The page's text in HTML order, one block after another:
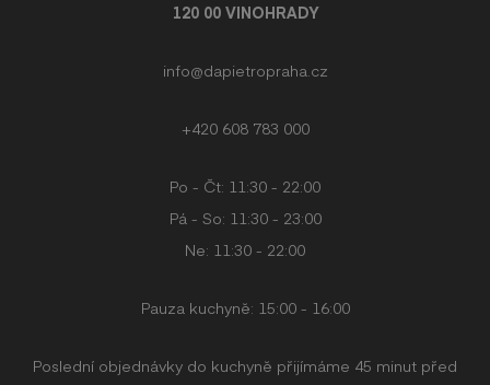
120 00 VINOHRADY
info@dapietropraha.cz
+420 608 783 000
Po - Čt: 11:30 - 22:00
Pá - So: 11:30 - 23:00
Ne: 11:30 - 22:00
Pauza kuchyně: 15:00 - 16:00
Poslední objednávky do kuchyně přijímáme 45 minut před